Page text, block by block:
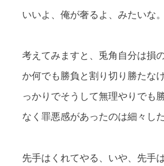
いいよ、俺が奢るよ、みたいな。
考えてみますと、兎角自分は損
か何でも勝負と割り切り勝たな
っかりでそうして無理やりでも
なく罪悪感があったのは細々し
先手はくれてやる、いや、先手